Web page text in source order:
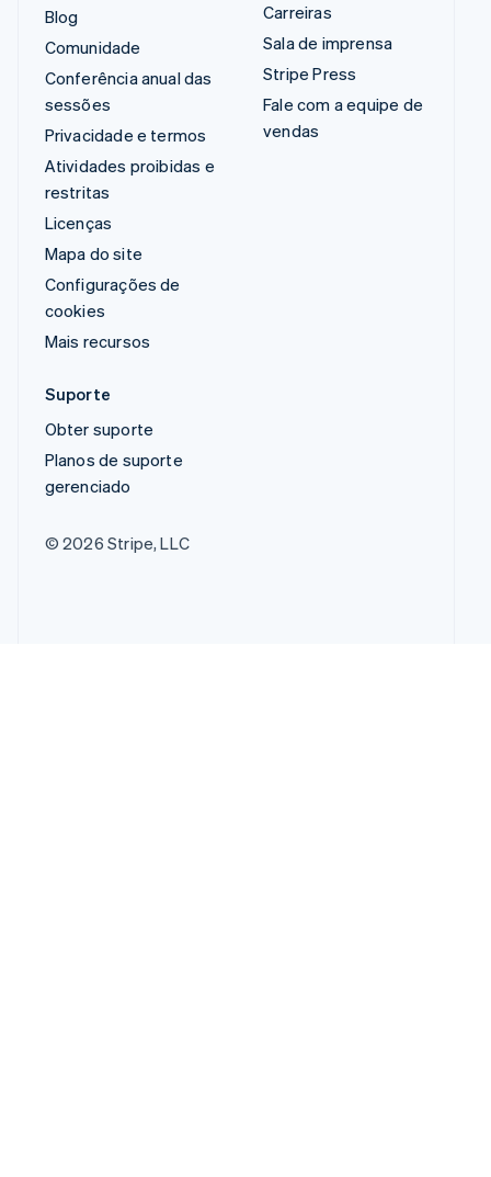
Blog
Comunidade
Conferência anual das
sessões
Privacidade e termos
Atividades proibidas e
restritas
Licenças
Mapa do site
Configurações de
cookies
Mais recursos
Carreiras
Sala de imprensa
Stripe Press
Fale com a equipe de
vendas
Suporte
Obter suporte
Planos de suporte
gerenciado
© 2026 Stripe, LLC